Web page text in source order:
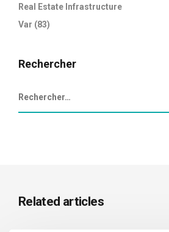
Real Estate Infrastructure
Var (83)
Rechercher
Related articles